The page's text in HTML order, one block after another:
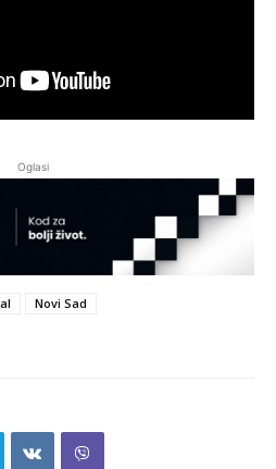
Oglasi
Novi Sad